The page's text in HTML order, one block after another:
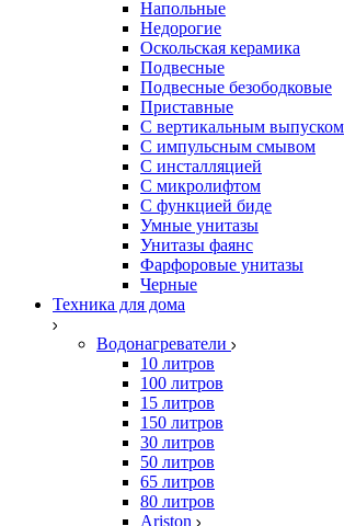
Напольные
Недорогие
Оскольская керамика
Подвесные
Подвесные безободковые
Приставные
С вертикальным выпуском
С импульсным смывом
С инсталляцией
С микролифтом
С функцией биде
Умные унитазы
Унитазы фаянс
Фарфоровые унитазы
Черные
Техника для дома
Водонагреватели
10 литров
100 литров
15 литров
150 литров
30 литров
50 литров
65 литров
80 литров
Ariston